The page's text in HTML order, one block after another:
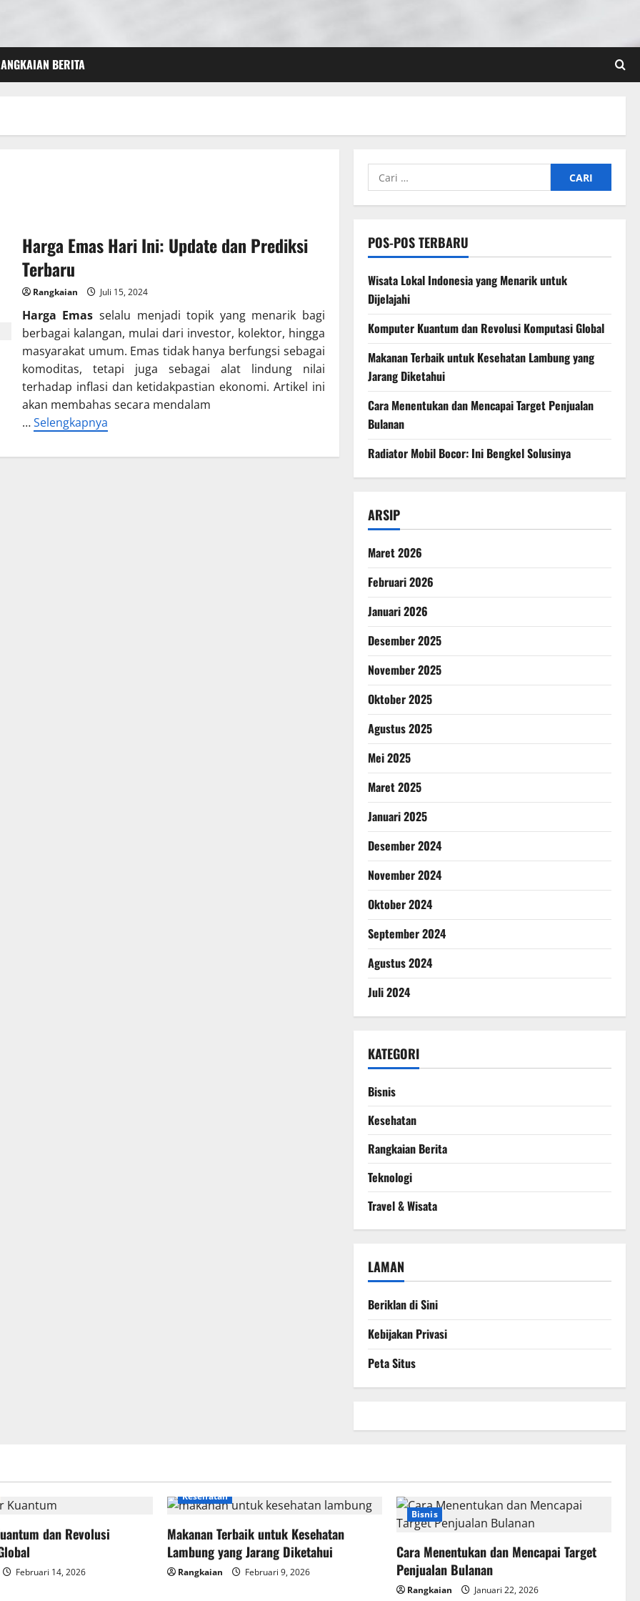
BERITA
Harga Emas Hari Ini: Update dan Prediksi
Terbaru
Rangkaian Juli 15, 2024
Harga Emas selalu menjadi topik yang menarik bagi
berbagai kalangan, mulai dari investor, kolektor, hingga
masyarakat umum. Emas tidak hanya berfungsi sebagai
komoditas, tetapi juga sebagai alat lindung nilai
terhadap inflasi dan ketidakpastian ekonomi. Artikel ini
akan membahas secara mendalam
…Selengkapnya
Cari
untuk:
POS-POS TERBARU
Wisata Lokal Indonesia yang Menarik untuk
Dijelajahi
Komputer Kuantum dan Revolusi Komputasi Global
Makanan Terbaik untuk Kesehatan Lambung yang
Jarang Diketahui
Cara Menentukan dan Mencapai Target Penjualan
Bulanan
Radiator Mobil Bocor: Ini Bengkel Solusinya
ARSIP
Maret 2026
Februari 2026
Januari 2026
Desember 2025
November 2025
Oktober 2025
Agustus 2025
Mei 2025
Maret 2025
Januari 2025
Desember 2024
November 2024
Oktober 2024
September 2024
Agustus 2024
Juli 2024
KATEGORI
Bisnis
Kesehatan
Rangkaian Berita
Teknologi
Travel & Wisata
LAMAN
Beriklan di Sini
Kebijakan Privasi
Peta Situs
dan Revolusi
Februari 14, 2026
Kesehatan
Makanan Terbaik untuk Kesehatan
Lambung yang Jarang Diketahui
Rangkaian Februari 9, 2026
Bisnis
Cara Menentukan dan Mencapai Target
Penjualan Bulanan
Rangkaian Januari 22, 2026